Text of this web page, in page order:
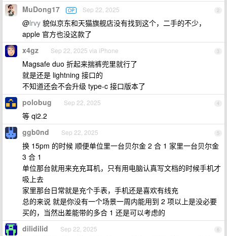
2
MuDong17 OP Sep 22, 2025
@lrvy 貌似京东和天猫旗舰店没有找到这个，二手的不少，
apple 官方也没这款了
3
x4gz Sep 22, 2025 via iPhone
Magsafe duo 折起来揣裤兜里就行了
就是还是 lightning 接口的
不知道还会不会升级 type-c 接口版本了
4
polobug Sep 22, 2025
等 qi2.2
5
ggb0nd Sep 22, 2025
换 15pm 的时候 顺便单位里一台贝尔金 2 合 1 家里一台贝尔金
3 合 1
单位那台就用来充充耳机，只有用电脑认真写文档的时候手机才
吸上去
家里那台日常就是充个手表，手机还是喜欢有线充
总的来说 就是你没有一个场景一周内能用到 2 项以上是没必要
买的，当然出差能带的多合 1 还是可以考虑的
6
dilidilid Sep 22, 2025